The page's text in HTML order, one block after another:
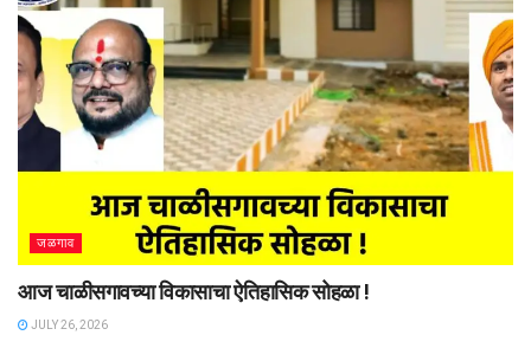
जळगाव
आज चाळीसगावच्या विकासाचा ऐतिहासिक सोहळा !
JULY 26, 2026